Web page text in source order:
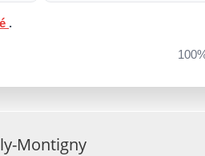
.
Montigny